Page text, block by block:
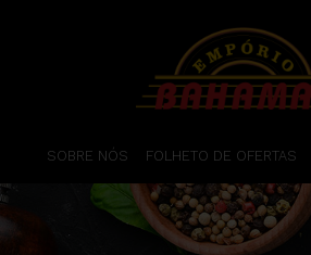
SOBRE NÓS FOLHETO DE OFERTAS